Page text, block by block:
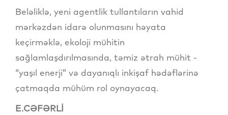
Beləliklə, yeni agentlik tullantıların vahid
mərkəzdən idarə olunmasını həyata
keçirməklə, ekoloji mühitin
sağlamlaşdırılmasında, təmiz ətrah mühit -
“yaşıl enerji” və dayanıqlı inkişaf hədəflərinə
çatmaqda mühüm rol oynayacaq.
E.CƏFƏRLİ